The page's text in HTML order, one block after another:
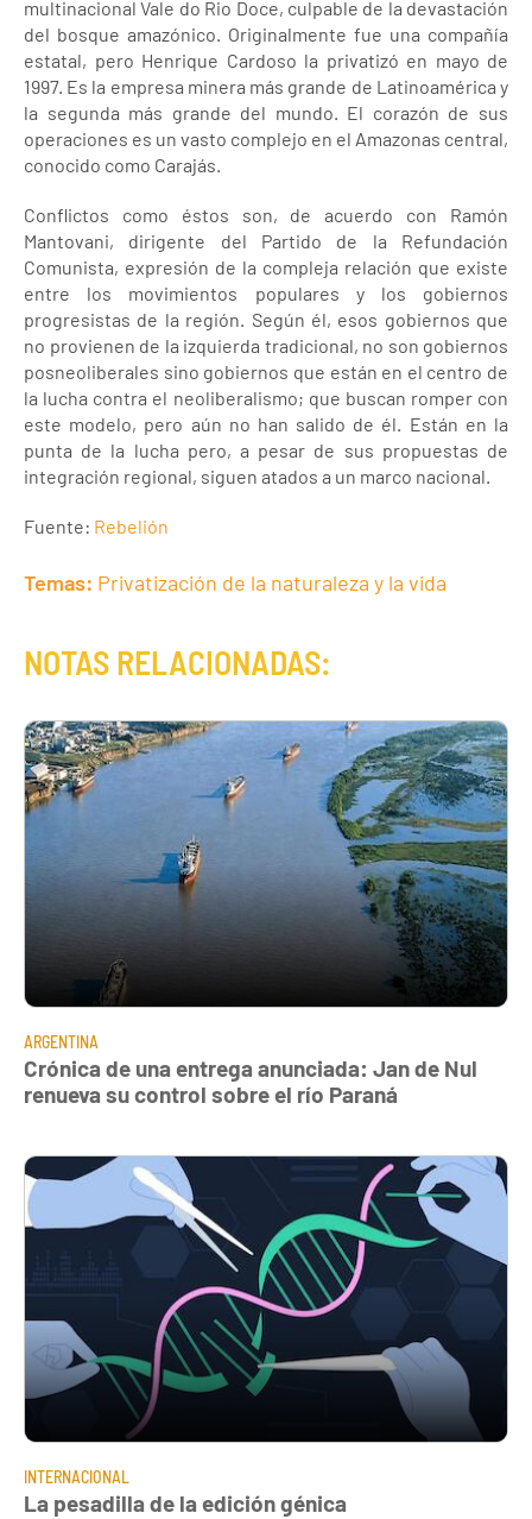
multinacional Vale do Rio Doce, culpable de la devastación
del bosque amazónico. Originalmente fue una compañía
estatal, pero Henrique Cardoso la privatizó en mayo de
1997. Es la empresa minera más grande de Latinoamérica y
la segunda más grande del mundo. El corazón de sus
operaciones es un vasto complejo en el Amazonas central,
conocido como Carajás.
Conflictos como éstos son, de acuerdo con Ramón
Mantovani, dirigente del Partido de la Refundación
Comunista, expresión de la compleja relación que existe
entre los movimientos populares y los gobiernos
progresistas de la región. Según él, esos gobiernos que
no provienen de la izquierda tradicional, no son gobiernos
posneoliberales sino gobiernos que están en el centro de
la lucha contra el neoliberalismo; que buscan romper con
este modelo, pero aún no han salido de él. Están en la
punta de la lucha pero, a pesar de sus propuestas de
integración regional, siguen atados a un marco nacional.
Fuente: Rebelión
Temas: Privatización de la naturaleza y la vida
NOTAS RELACIONADAS:
ARGENTINA
Crónica de una entrega anunciada: Jan de Nul
renueva su control sobre el río Paraná
INTERNACIONAL
La pesadilla de la edición génica